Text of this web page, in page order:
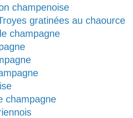
champenoise
gratinées au chaource
champagne
champagne